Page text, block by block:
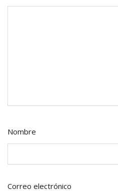
Nombre
Correo electrónico